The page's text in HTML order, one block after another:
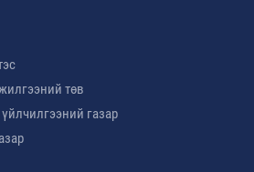
төв
газар